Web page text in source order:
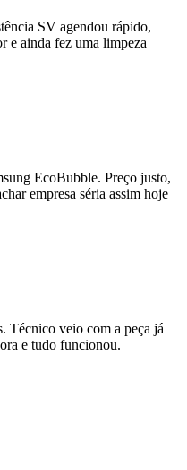
SV agendou rápido,
e ainda fez uma limpeza
EcoBubble. Preço justo,
empresa séria assim hoje
Técnico veio com a peça já
e tudo funcionou.